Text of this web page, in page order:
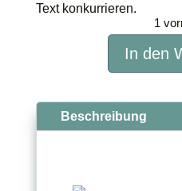
Text konkurrieren.
1
Resilienz
Frauen
in
In den
Beschreibung